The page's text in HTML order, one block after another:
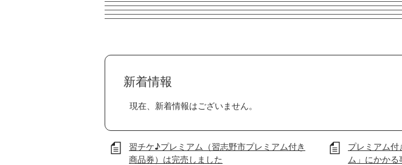
新着情報
現在、新着情報はございません。
習チケ♪プレミアム（習志野市プレミアム付き
商品券）は完売しました
プレミアム
ム」にかか